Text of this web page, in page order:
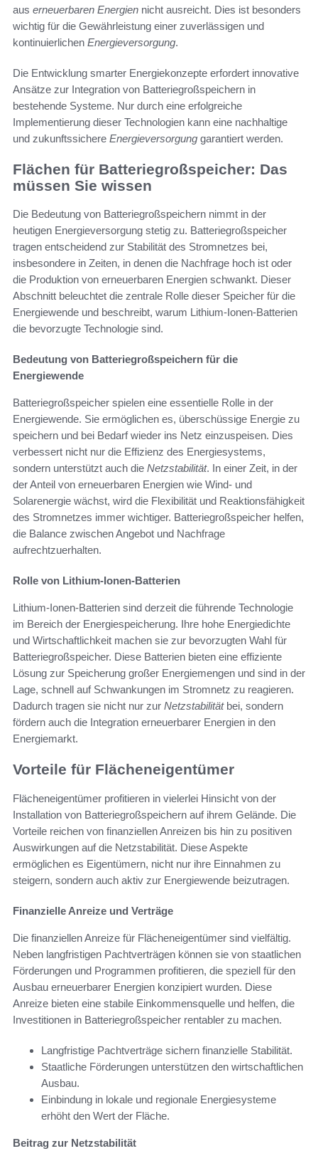
aus erneuerbaren Energien nicht ausreicht. Dies ist besonders
wichtig für die Gewährleistung einer zuverlässigen und
kontinuierlichen Energieversorgung.
Die Entwicklung smarter Energiekonzepte erfordert innovative
Ansätze zur Integration von Batteriegroßspeichern in
bestehende Systeme. Nur durch eine erfolgreiche
Implementierung dieser Technologien kann eine nachhaltige
und zukunftssichere Energieversorgung garantiert werden.
Flächen für Batteriegroßspeicher: Das
müssen Sie wissen
Die Bedeutung von Batteriegroßspeichern nimmt in der
heutigen Energieversorgung stetig zu. Batteriegroßspeicher
tragen entscheidend zur Stabilität des Stromnetzes bei,
insbesondere in Zeiten, in denen die Nachfrage hoch ist oder
die Produktion von erneuerbaren Energien schwankt. Dieser
Abschnitt beleuchtet die zentrale Rolle dieser Speicher für die
Energiewende und beschreibt, warum Lithium-Ionen-Batterien
die bevorzugte Technologie sind.
Bedeutung von Batteriegroßspeichern für die
Energiewende
Batteriegroßspeicher spielen eine essentielle Rolle in der
Energiewende. Sie ermöglichen es, überschüssige Energie zu
speichern und bei Bedarf wieder ins Netz einzuspeisen. Dies
verbessert nicht nur die Effizienz des Energiesystems,
sondern unterstützt auch die Netzstabilität. In einer Zeit, in der
der Anteil von erneuerbaren Energien wie Wind- und
Solarenergie wächst, wird die Flexibilität und Reaktionsfähigkeit
des Stromnetzes immer wichtiger. Batteriegroßspeicher helfen,
die Balance zwischen Angebot und Nachfrage
aufrechtzuerhalten.
Rolle von Lithium-Ionen-Batterien
Lithium-Ionen-Batterien sind derzeit die führende Technologie
im Bereich der Energiespeicherung. Ihre hohe Energiedichte
und Wirtschaftlichkeit machen sie zur bevorzugten Wahl für
Batteriegroßspeicher. Diese Batterien bieten eine effiziente
Lösung zur Speicherung großer Energiemengen und sind in der
Lage, schnell auf Schwankungen im Stromnetz zu reagieren.
Dadurch tragen sie nicht nur zur Netzstabilitätbei, sondern
fördern auch die Integration erneuerbarer Energien in den
Energiemarkt.
Vorteile für Flächeneigentümer
Flächeneigentümer profitieren in vielerlei Hinsicht von der
Installation von Batteriegroßspeichern auf ihrem Gelände. Die
Vorteile reichen von finanziellen Anreizen bis hin zu positiven
Auswirkungen auf die Netzstabilität. Diese Aspekte
ermöglichen es Eigentümern, nicht nur ihre Einnahmen zu
steigern, sondern auch aktiv zur Energiewende beizutragen.
Finanzielle Anreize und Verträge
Die finanziellen Anreize für Flächeneigentümer sind vielfältig.
Neben langfristigen Pachtverträgen können sie von staatlichen
Förderungen und Programmen profitieren, die speziell für den
Ausbau erneuerbarer Energien konzipiert wurden. Diese
Anreize bieten eine stabile Einkommensquelle und helfen, die
Investitionen in Batteriegroßspeicher rentabler zu machen.
Langfristige Pachtverträge sichern finanzielle Stabilität.
Staatliche Förderungen unterstützen den wirtschaftlichen
Ausbau.
Einbindung in lokale und regionale Energiesysteme
erhöht den Wert der Fläche.
Beitrag zur Netzstabilität